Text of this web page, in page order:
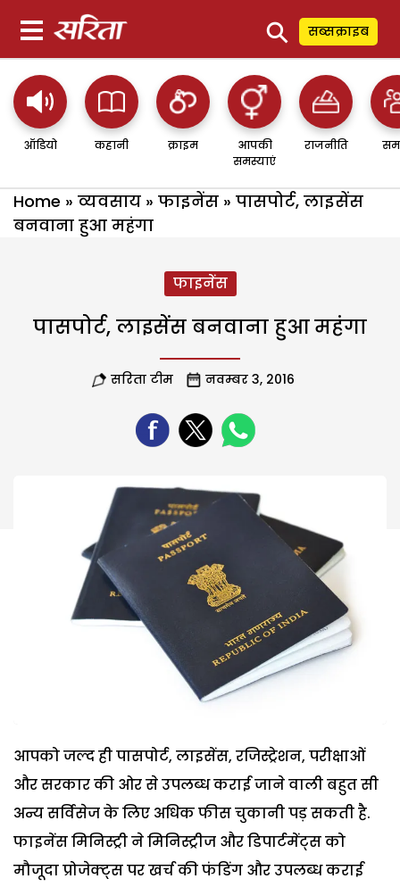
⚲ सब्सक्राइब
ऑडियो कहानी क्राइम
आपकी
समस्याएं
राजनीति
Home » व्यवसाय » फाइनेंस » पासपोर्ट, लाइसेंस
बनवाना हुआ महंगा
फाइनेंस
पासपोर्ट, लाइसेंस बनवाना हुआ महंगा
सरिता टीम नवम्बर 3, 2016
आपको जल्द ही पासपोर्ट, लाइसेंस, रजिस्ट्रेशन, परीक्षाओं
और सरकार की ओर से उपलब्ध कराई जाने वाली बहुत सी
अन्य सर्विसेज के लिए अधिक फीस चुकानी पड़ सकती है.
फाइनेंस मिनिस्ट्री ने मिनिस्ट्रीज और डिपार्टमेंट्स को
मौजूदा प्रोजेक्ट्स पर खर्च की फंडिंग और उपलब्ध कराई